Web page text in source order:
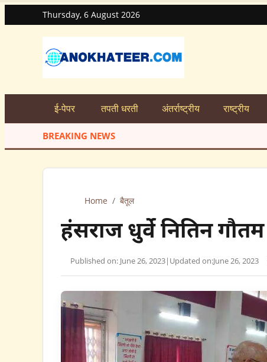
Thursday, 6 August 2026
ई-पेपर तपती धरती अंतर्राष्ट्रीय राष्ट्रीय
BREAKING NEWS
Home / बैतूल
हंसराज धुर्वे नितिन
Published on: June 26, 2023| Updated on:June 26, 2023